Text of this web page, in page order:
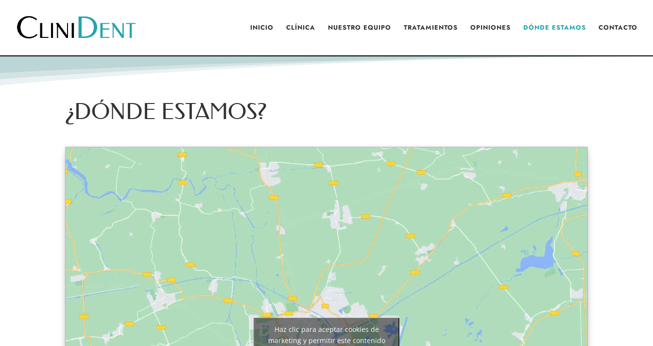
INICIO CLÍNICA NUESTRO EQUIPO TRATAMIENTOS OPINIONES DÓNDE ESTAMOS CONTACTO
¿DÓNDE ESTAMOS?
Haz clic para aceptar cookies de
marketing y permitir este contenido